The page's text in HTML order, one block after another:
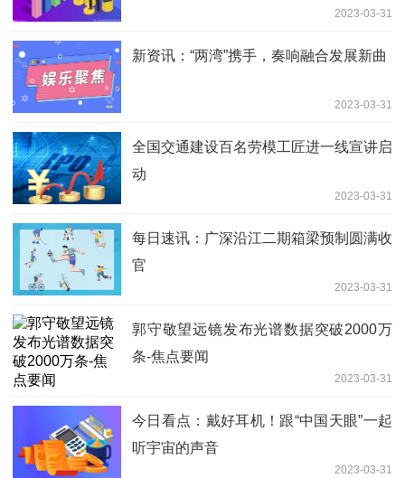
2023-03-31
新资讯：“两湾”携手，奏响融合发展新曲
2023-03-31
全国交通建设百名劳模工匠进一线宣讲启
动
2023-03-31
每日速讯：广深沿江二期箱梁预制圆满收
官
2023-03-31
郭守敬望远镜发布光谱数据突破2000万
条-焦点要闻
2023-03-31
今日看点：戴好耳机！跟“中国天眼”一起
听宇宙的声音
2023-03-31